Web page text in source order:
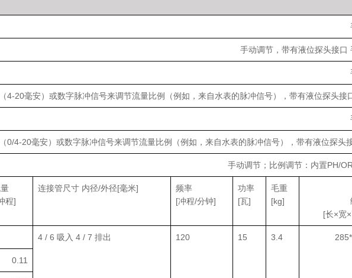
手动调节，带有液位探头接口
4-20毫安）或数字脉冲信号来调节流量比例（例如，来自水表的脉冲信号），带有液位探头接
0/4-20毫安）或数字脉冲信号来调节流量比例（例如，来自水表的脉冲信号），带有液位探头
手动调节；比例调节：内置PH/
程]
连接管尺寸 内径/外径[毫米]
频率
[冲程/分钟]
功率
[瓦]
毛重
[kg]
[长×宽
4 / 6 吸入 4 / 7 排出 120 15 3.4
0.11